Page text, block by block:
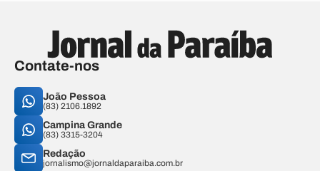
Contate-nos
João Pessoa
(83) 2106.1892
Campina Grande
(83) 3315-3204
Redação
jornalismo@jornaldaparaiba.com.br